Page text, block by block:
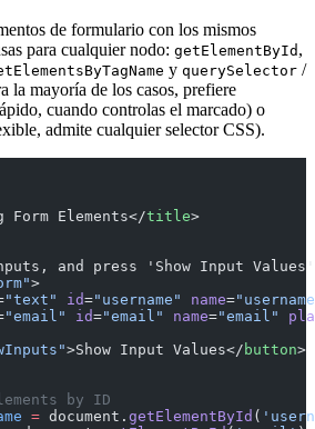
de formulario con los mismos
para cualquier nodo: getElementById ,
y querySelector /
la mayoría de los casos, prefiere
cuando controlas el marcado) o
admite cualquier selector CSS).
Form Elements</title>
and press 'Show Input
>
"text" id="username" name=
"email" id="email" name="email"
>Show Input Values</ button>
by ID
= document. getElementById (